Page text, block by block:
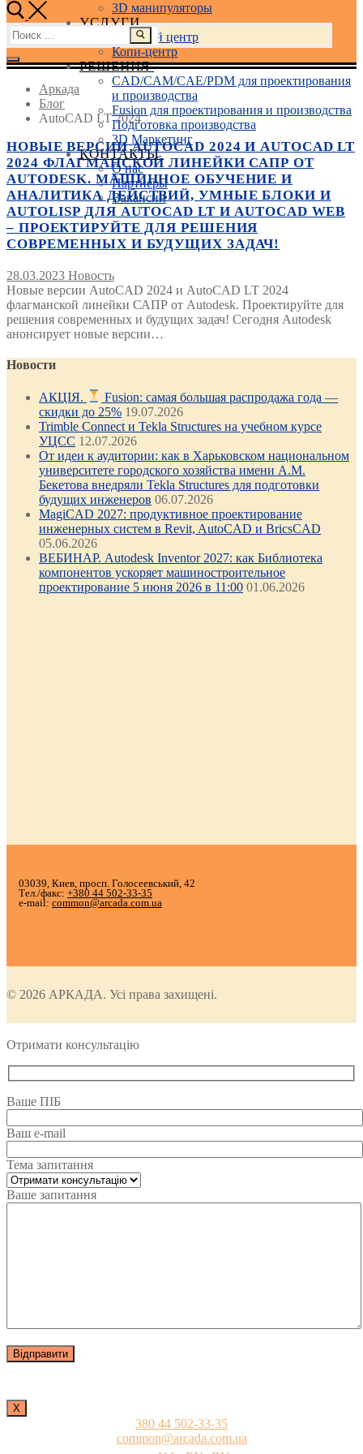
3D манипуляторы
УСЛУГИ
Учебный центр
Копи-центр
РЕШЕНИЯ
CAD/CAM/CAE/PDM для проектирования
и производства
Fusion для проектирования и производства
Подготовка производства
3D Маркетинг
КОНТАКТЫ
О нас
Партнеры
Вакансии
Найти:
Аркада
Блог
AutoCAD LT 2024
НОВЫЕ ВЕРСИИ AUTOCAD 2024 И AUTOCAD LT
2024 ФЛАГМАНСКОЙ ЛИНЕЙКИ САПР ОТ
AUTODESK. МАШИННОЕ ОБУЧЕНИЕ И
АНАЛИТИКА ДЕЙСТВИЙ, УМНЫЕ БЛОКИ И
AUTOLISP ДЛЯ AUTOCAD LT И AUTOCAD WEB
– ПРОЕКТИРУЙТЕ ДЛЯ РЕШЕНИЯ
СОВРЕМЕННЫХ И БУДУЩИХ ЗАДАЧ!
28.03.2023 Новость
Новые версии AutoCAD 2024 и AutoCAD LT 2024
флагманской линейки САПР от Autodesk. Проектируйте для
решения современных и будущих задач! Сегодня Autodesk
анонсирует новые версии…
Новости
АКЦІЯ.
Fusion: самая большая распродажа года —
скидки до 25% 19.07.2026
Trimble Connect и Tekla Structures на учебном курсе
УЦСС 12.07.2026
От идеи к аудитории: как в Харьковском национальном
университете городского хозяйства имени А.М.
Бекетова внедряли Tekla Structures для подготовки
будущих инженеров 06.07.2026
MagiCAD 2027: продуктивное проектирование
инженерных систем в Revit, AutoCAD и BricsCAD
05.06.2026
ВЕБИНАР. Autodesk Inventor 2027: как Библиотека
компонентов ускоряет машиностроительное
проектирование 5 июня 2026 в 11:00 01.06.2026
03039, Киев, просп. Голосеевський, 42
Тел./факс: +380 44 502-33-35
e-mail: common@arcada.com.ua
© 2026 АРКАДА. Усі права захищені.
Отримати консультацію
Ваше ПІБ
Ваш e-mail
Тема запитання
Ваше запитання
Х
380 44 502-33-35
common@arcada.com.ua